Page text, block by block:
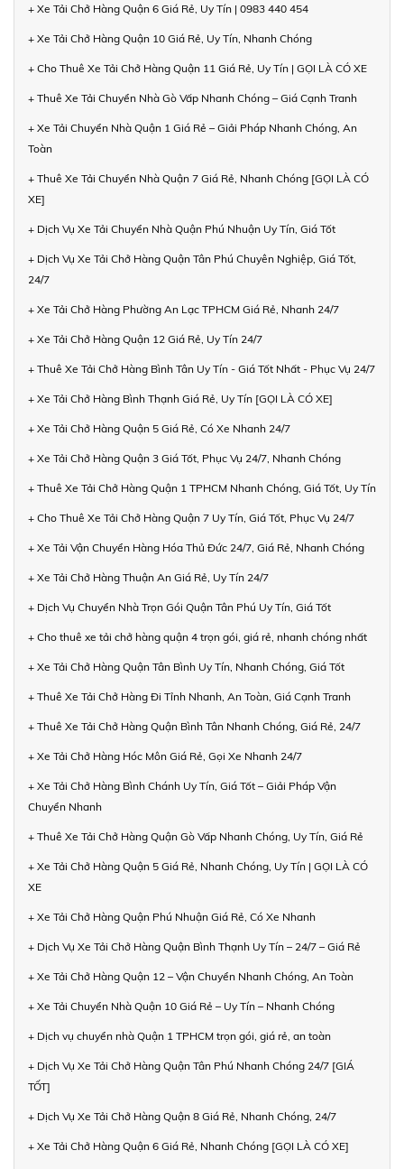
+ Xe Tải Chở Hàng Quận 6 Giá Rẻ, Uy Tín | 0983 440 454
+ Xe Tải Chở Hàng Quận 10 Giá Rẻ, Uy Tín, Nhanh Chóng
+ Cho Thuê Xe Tải Chở Hàng Quận 11 Giá Rẻ, Uy Tín | GỌI LÀ CÓ XE
+ Thuê Xe Tải Chuyển Nhà Gò Vấp Nhanh Chóng – Giá Cạnh Tranh
+ Xe Tải Chuyển Nhà Quận 1 Giá Rẻ – Giải Pháp Nhanh Chóng, An
Toàn
+ Thuê Xe Tải Chuyển Nhà Quận 7 Giá Rẻ, Nhanh Chóng [GỌI LÀ CÓ
XE]
+ Dịch Vụ Xe Tải Chuyển Nhà Quận Phú Nhuận Uy Tín, Giá Tốt
+ Dịch Vụ Xe Tải Chở Hàng Quận Tân Phú Chuyên Nghiệp, Giá Tốt,
24/7
+ Xe Tải Chở Hàng Phường An Lạc TPHCM Giá Rẻ, Nhanh 24/7
+ Xe Tải Chở Hàng Quận 12 Giá Rẻ, Uy Tín 24/7
+ Thuê Xe Tải Chở Hàng Bình Tân Uy Tín - Giá Tốt Nhất - Phục Vụ 24/7
+ Xe Tải Chở Hàng Bình Thạnh Giá Rẻ, Uy Tín [GỌI LÀ CÓ XE]
+ Xe Tải Chở Hàng Quận 5 Giá Rẻ, Có Xe Nhanh 24/7
+ Xe Tải Chở Hàng Quận 3 Giá Tốt, Phục Vụ 24/7, Nhanh Chóng
+ Thuê Xe Tải Chở Hàng Quận 1 TPHCM Nhanh Chóng, Giá Tốt, Uy Tín
+ Cho Thuê Xe Tải Chở Hàng Quận 7 Uy Tín, Giá Tốt, Phục Vụ 24/7
+ Xe Tải Vận Chuyển Hàng Hóa Thủ Đức 24/7, Giá Rẻ, Nhanh Chóng
+ Xe Tải Chở Hàng Thuận An Giá Rẻ, Uy Tín 24/7
+ Dịch Vụ Chuyển Nhà Trọn Gói Quận Tân Phú Uy Tín, Giá Tốt
+ Cho thuê xe tải chở hàng quận 4 trọn gói, giá rẻ, nhanh chóng nhất
+ Xe Tải Chở Hàng Quận Tân Bình Uy Tín, Nhanh Chóng, Giá Tốt
+ Thuê Xe Tải Chở Hàng Đi Tỉnh Nhanh, An Toàn, Giá Cạnh Tranh
+ Thuê Xe Tải Chở Hàng Quận Bình Tân Nhanh Chóng, Giá Rẻ, 24/7
+ Xe Tải Chở Hàng Hóc Môn Giá Rẻ, Gọi Xe Nhanh 24/7
+ Xe Tải Chở Hàng Bình Chánh Uy Tín, Giá Tốt – Giải Pháp Vận
Chuyển Nhanh
+ Thuê Xe Tải Chở Hàng Quận Gò Vấp Nhanh Chóng, Uy Tín, Giá Rẻ
+ Xe Tải Chở Hàng Quận 5 Giá Rẻ, Nhanh Chóng, Uy Tín | GỌI LÀ CÓ
XE
+ Xe Tải Chở Hàng Quận Phú Nhuận Giá Rẻ, Có Xe Nhanh
+ Dịch Vụ Xe Tải Chở Hàng Quận Bình Thạnh Uy Tín – 24/7 – Giá Rẻ
+ Xe Tải Chở Hàng Quận 12 – Vận Chuyển Nhanh Chóng, An Toàn
+ Xe Tải Chuyển Nhà Quận 10 Giá Rẻ – Uy Tín – Nhanh Chóng
+ Dịch vụ chuyển nhà Quận 1 TPHCM trọn gói, giá rẻ, an toàn
+ Dịch Vụ Xe Tải Chở Hàng Quận Tân Phú Nhanh Chóng 24/7 [GIÁ
TỐT]
+ Dịch Vụ Xe Tải Chở Hàng Quận 8 Giá Rẻ, Nhanh Chóng, 24/7
+ Xe Tải Chở Hàng Quận 6 Giá Rẻ, Nhanh Chóng [GỌI LÀ CÓ XE]